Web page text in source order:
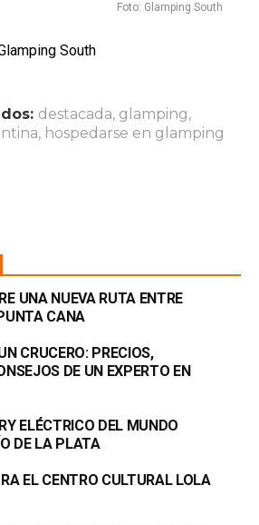
Foto: Glamping South
South
destacada, glamping,
, hospedarse en glamping
UNA NUEVA RUTA ENTRE
CANA
CRUCERO: PRECIOS,
DE UN EXPERTO EN
ELÉCTRICO DEL MUNDO
DE LA PLATA
EL CENTRO CULTURAL LOLA